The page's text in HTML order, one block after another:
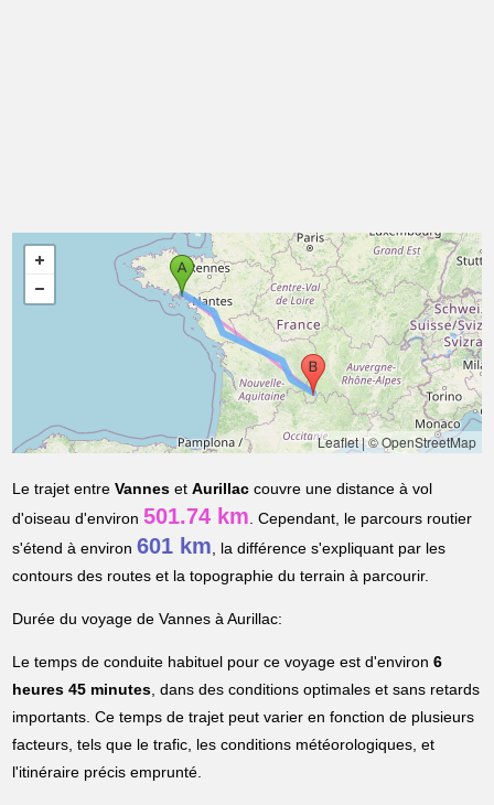
Leaflet|© OpenStreetMap
Le trajet entreVannes etAurillac couvre une distance à vol
d'oiseau d'environ501.74 km. Cependant, le parcours routier
s'étend à environ601 km, la différence s'expliquant par les
contours des routes et la topographie du terrain à parcourir.
Durée du voyage de Vannes à Aurillac:
Le temps de conduite habituel pour ce voyage est d'environ6
heures 45 minutes, dans des conditions optimales et sans retards
importants. Ce temps de trajet peut varier en fonction de plusieurs
facteurs, tels que le trafic, les conditions météorologiques, et
l'itinéraire précis emprunté.